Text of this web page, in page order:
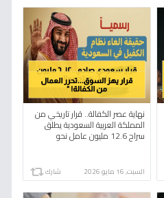
نهاية عصر الكفالة.. قرار تاريخي من
المملكة العربية السعودية يطلق
سراح 12.6 مليون عامل نحو
الاستقلال المهني.
السبت, 16 مايو 2026 شارك